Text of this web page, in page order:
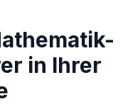
in Ihrer